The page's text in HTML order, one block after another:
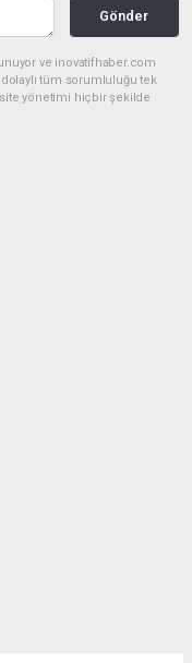
Gönder
ve inovatifhaber.com
tüm sorumluluğu tek
site yönetimi hiçbir şekilde